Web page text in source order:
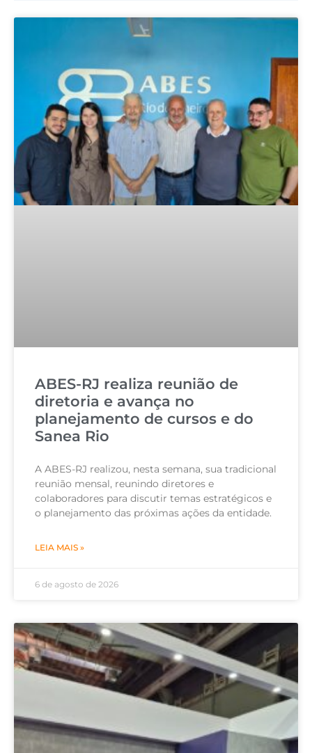
ABES-RJ realiza reunião de
diretoria e avança no
planejamento de cursos e do
Sanea Rio
A ABES-RJ realizou, nesta semana, sua tradicional
reunião mensal, reunindo diretores e
colaboradores para discutir temas estratégicos e
o planejamento das próximas ações da entidade.
LEIA MAIS »
6 de agosto de 2026